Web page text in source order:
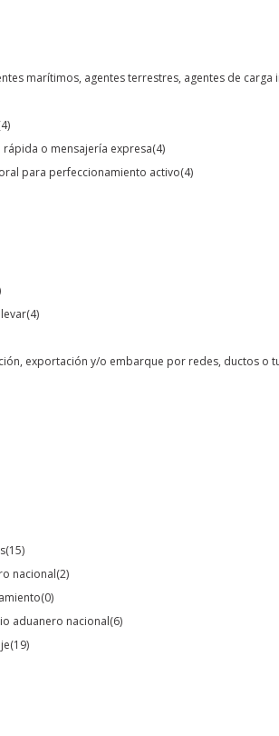
marítimos, agentes terrestres, agentes de
o mensajería expresa(4)
para perfeccionamiento activo(4)
(4)
exportación y/o embarque por redes, ductos o
(15)
nacional(2)
(0)
aduanero nacional(6)
(19)